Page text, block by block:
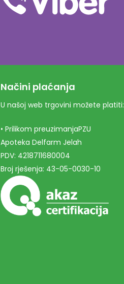
Načini plaćanja
U našoj web trgovini možete platiti:
• Prilikom preuzimanjaPZU
Apoteka Delfarm Jelah
PDV: 4218711680004
Broj rješenja: 43-05-0030-10